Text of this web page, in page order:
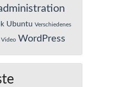
Ubuntu Verschiedenes
Video WordPress